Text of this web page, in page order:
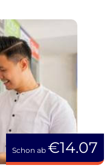
Schon ab €14.07